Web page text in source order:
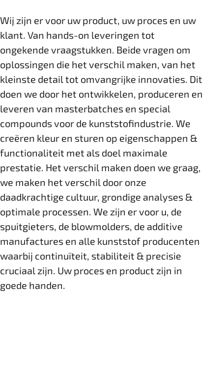
Wij zijn er voor uw product, uw proces en uw
klant. Van hands-on leveringen tot
ongekende vraagstukken. Beide vragen om
oplossingen die het verschil maken, van het
kleinste detail tot omvangrijke innovaties. Dit
doen we door het ontwikkelen, produceren en
leveren van masterbatches en special
compounds voor de kunststof­industrie. We
creëren kleur en sturen op eigenschappen &
functionaliteit met als doel maximale
prestatie. Het verschil maken doen we graag,
we maken het verschil door onze
daadkrachtige cultuur, grondige analyses &
optimale processen. We zijn er voor u, de
spuitgieters, de blowmolders, de additive
manufactures en alle ­kunststof ­producenten
waarbij continuïteit, stabiliteit & precisie
cruciaal zijn. Uw proces en product zijn in
goede handen.